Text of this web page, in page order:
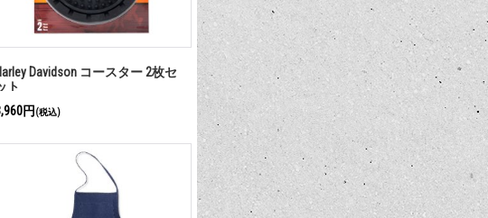
Davidson コースター 2枚セ
ト
円 (税込)